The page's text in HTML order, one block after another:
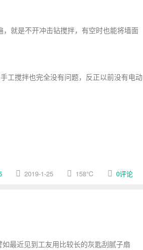
就是不开冲击钻搅拌，有空时也能将墙面
工搅拌也完全没有问题，反正以前没有电动
2019-1-25 158℃ 0评论
最近见到工友用比较长的灰匙刮腻子扇